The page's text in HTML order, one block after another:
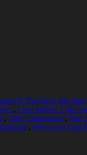
Of The Show Me
1 , I Just Sighed. I Just
, Ollie Campesinos!, Plan
, We've Got Your